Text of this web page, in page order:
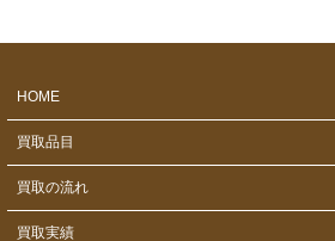
HOME
買取品目
買取の流れ
買取実績